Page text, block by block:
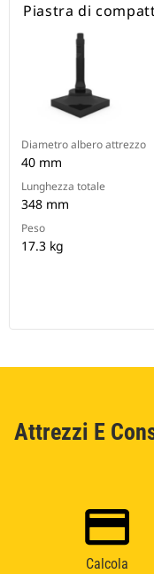
Piastra di
Diametro albero attrezzo
40 mm
Lunghezza totale
348 mm
Peso
17.3 kg
Attrezzi E
Calcola